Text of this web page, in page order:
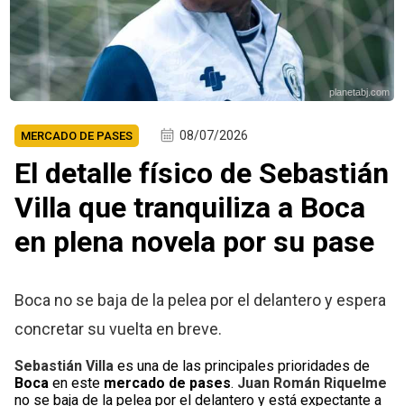
planetabj.com
MERCADO DE PASES 08/07/2026
El detalle físico de Sebastián
Villa que tranquiliza a Boca
en plena novela por su pase
Boca no se baja de la pelea por el delantero y espera
concretar su vuelta en breve.
Sebastián Villa es una de las principales prioridades de
Boca en este mercado de pases. Juan Román Riquelme
no se baja de la pelea por el delantero y está expectante a